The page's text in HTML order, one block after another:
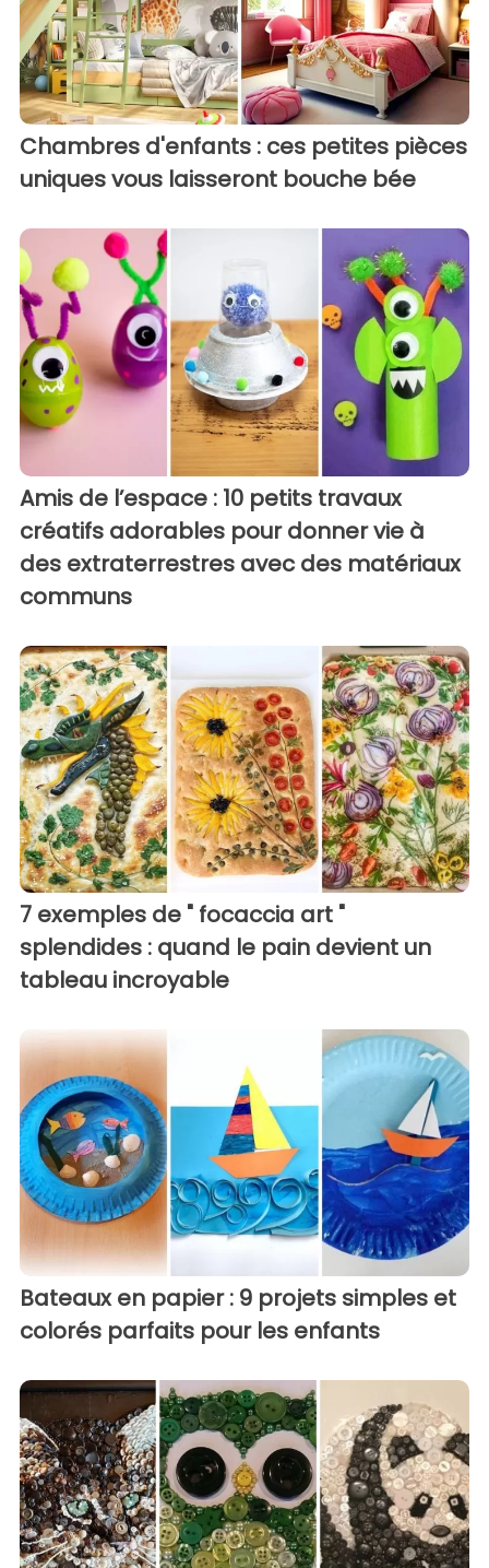
Chambres d'enfants : ces petites pièces
uniques vous laisseront bouche bée
Amis de l’espace : 10 petits travaux
créatifs adorables pour donner vie à
des extraterrestres avec des matériaux
communs
7 exemples de " focaccia art "
splendides : quand le pain devient un
tableau incroyable
Bateaux en papier : 9 projets simples et
colorés parfaits pour les enfants